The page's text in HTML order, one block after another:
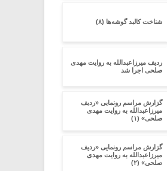
شناخت کالبد گوشه‌ها (۸)
ردیف میرزاعبدالله به روایت مهدی
صلحی اجرا شد
گزارش مراسم رونمایی «ردیف
میرزاعبدالله به روایت مهدی
صلحی» (۱)
گزارش مراسم رونمایی «ردیف
میرزاعبدالله به روایت مهدی
صلحی» (۲)